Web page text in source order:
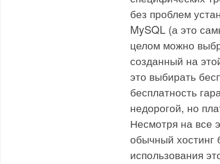
без проблем
MySQL (а это
целом можно
созданный на
это выбирать
бесплатность
недорогой, но
Несмотря на все
обычный
использования